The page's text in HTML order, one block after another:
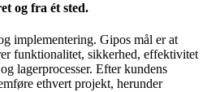
og fra ét sted.
implementering. Gipos mål er at
funktionalitet, sikkerhed, effektivitet
lagerprocesser. Efter kundens
ethvert projekt, herunder